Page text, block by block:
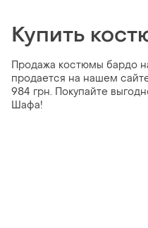
Купить
Продажа костюмы бардо
продается на нашем
984 грн. Покупайте
Шафа!